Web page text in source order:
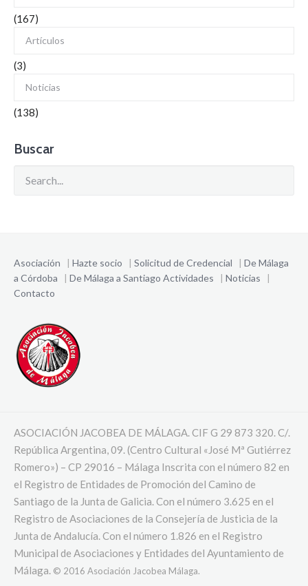
(167)
Artículos
(3)
Noticias
(138)
Buscar
Asociación | Hazte socio | Solicitud de Credencial | De Málaga
a Córdoba | De Málaga a Santiago Actividades | Noticias |
Contacto
ASOCIACIÓN JACOBEA DE MÁLAGA. CIF G 29 873 320. C/.
República Argentina, 09. (Centro Cultural «José Mª Gutiérrez
Romero») – CP 29016 – Málaga Inscrita con el número 82 en
el Registro de Entidades de Promoción del Camino de
Santiago de la Junta de Galicia. Con el número 3.625 en el
Registro de Asociaciones de la Consejería de Justicia de la
Junta de Andalucía. Con el número 1.826 en el Registro
Municipal de Asociaciones y Entidades del Ayuntamiento de
Málaga. © 2016 Asociación Jacobea Málaga.